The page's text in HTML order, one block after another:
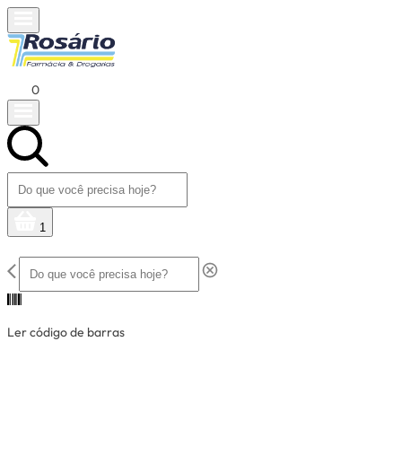
0
1
Ler código de barras